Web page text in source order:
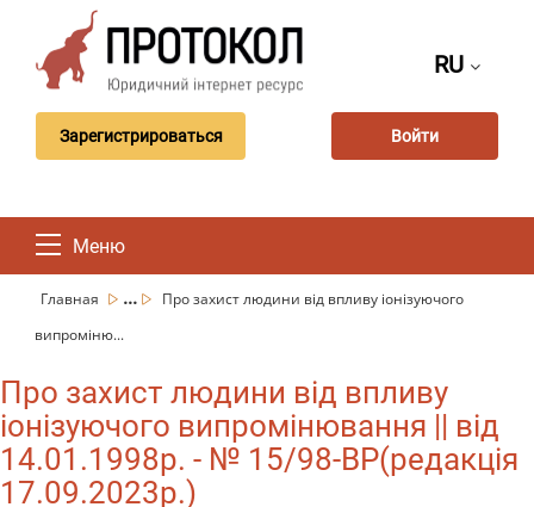
RU
Зарегистрироваться Войти
Меню
Главная ...
Про захист людини від впливу іонізуючого
випроміню...
Про захист людини від впливу
іонізуючого випромінювання || від
14.01.1998р. - № 15/98-ВР(редакція
17.09.2023р.)